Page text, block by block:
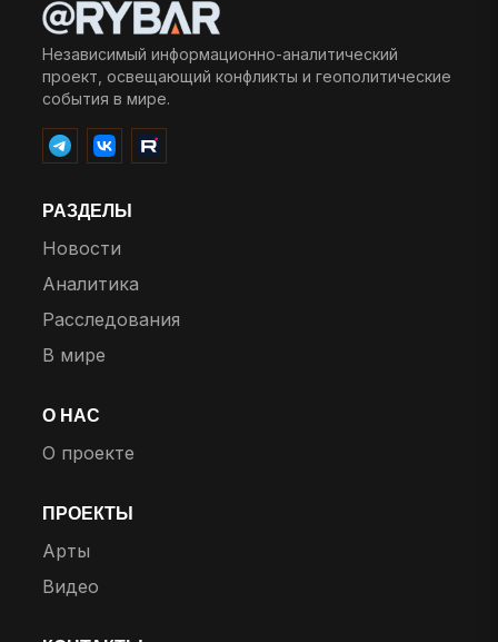
Независимый информационно-аналитический
проект, освещающий конфликты и геополитические
события в мире.
РАЗДЕЛЫ
Новости
Аналитика
Расследования
В мире
О НАС
О проекте
ПРОЕКТЫ
Арты
Видео